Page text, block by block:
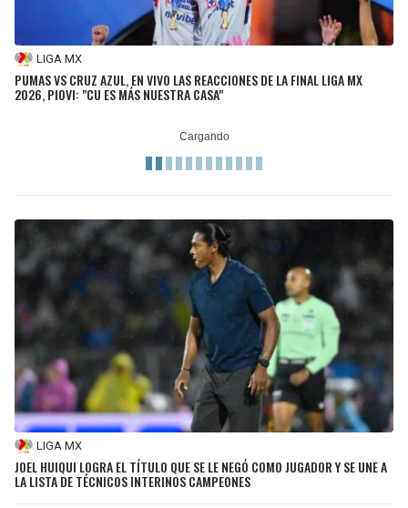
LIGA MX
PUMAS VS CRUZ AZUL, EN VIVO LAS REACCIONES DE LA FINAL LIGA MX
2026, PIOVI: "CU ES MÁS NUESTRA CASA"
LIGA MX
JOEL HUIQUI LOGRA EL TÍTULO QUE SE LE NEGÓ COMO JUGADOR Y SE UNE A
LA LISTA DE TÉCNICOS INTERINOS CAMPEONES